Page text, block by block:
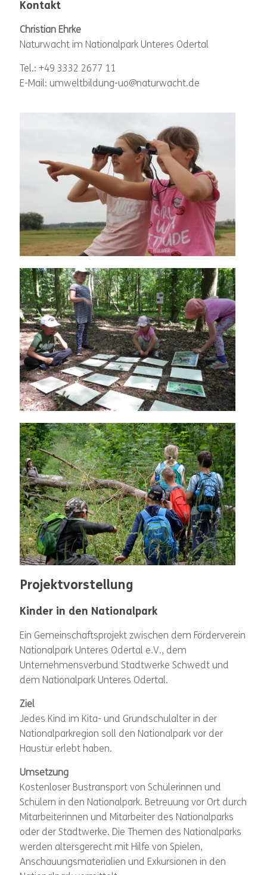
Kontakt
Christian Ehrke
Naturwacht im Nationalpark Unteres Odertal
Tel.: +49 3332 2677 11
E-Mail: umweltbildung-uo@naturwacht.de
Projektvorstellung
Kinder in den Nationalpark
Ein Gemeinschaftsprojekt zwischen dem Förderverein
Nationalpark Unteres Odertal e.V., dem
Unternehmensverbund Stadtwerke Schwedt und
dem Nationalpark Unteres Odertal.
Ziel
Jedes Kind im Kita- und Grundschulalter in der
Nationalparkregion soll den Nationalpark vor der
Haustür erlebt haben.
Umsetzung
Kostenloser Bustransport von Schülerinnen und
Schülern in den Nationalpark. Betreuung vor Ort durch
Mitarbeiterinnen und Mitarbeiter des Nationalparks
oder der Stadtwerke. Die Themen des Nationalparks
werden altersgerecht mit Hilfe von Spielen,
Anschauungsmaterialien und Exkursionen in den